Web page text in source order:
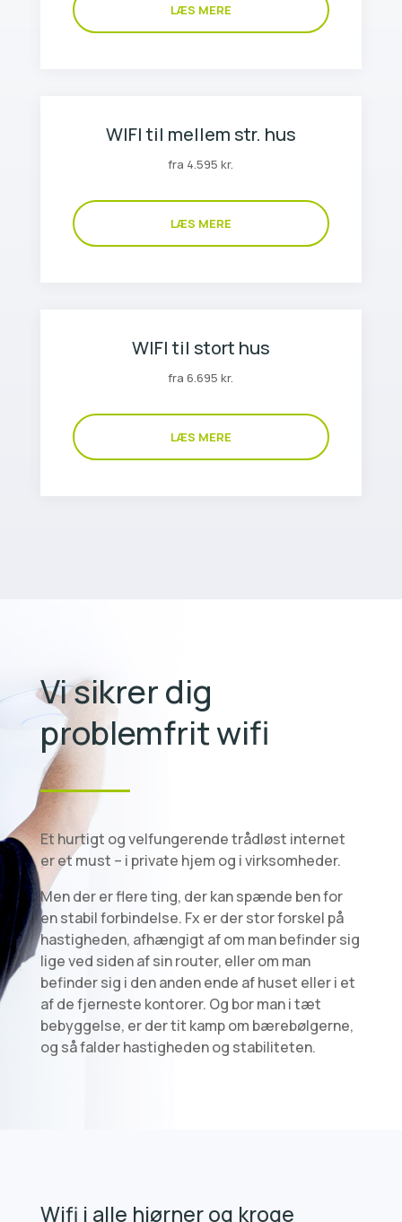
LÆS MERE
WIFI til mellem str. hus
fra 4.595 kr.
LÆS MERE
WIFI til stort hus
fra 6.695 kr.
LÆS MERE
Vi sikrer dig
problemfrit wifi
Et hurtigt og velfungerende trådløst internet
er et must – i private hjem og i virksomheder.
Men der er flere ting, der kan spænde ben for
en stabil forbindelse. Fx er der stor forskel på
hastigheden, afhængigt af om man befinder sig
lige ved siden af sin router, eller om man
befinder sig i den anden ende af huset eller i et
af de fjerneste kontorer. Og bor man i tæt
bebyggelse, er der tit kamp om bærebølgerne,
og så falder hastigheden og stabiliteten.
Wifi i alle hjørner og kroge